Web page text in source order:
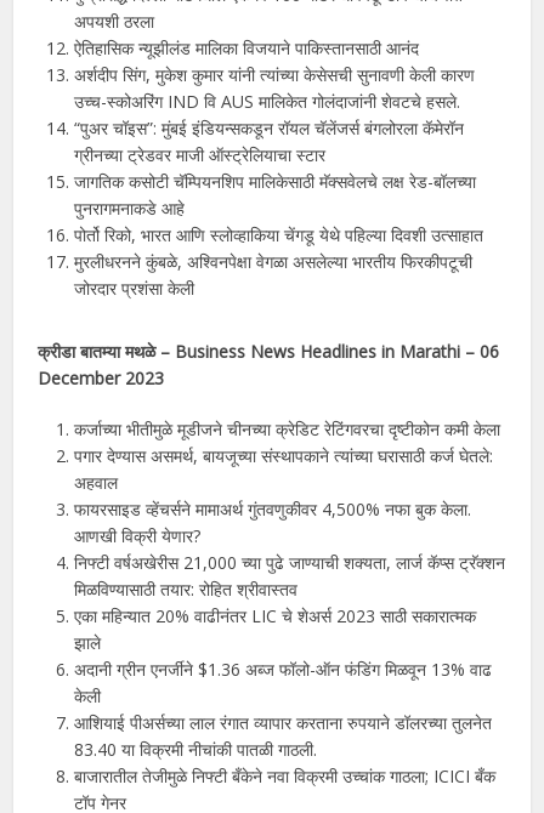
अपयशी ठरला
ऐतिहासिक न्यूझीलंड मालिका विजयाने पाकिस्तानसाठी आनंद
अर्शदीप सिंग, मुकेश कुमार यांनी त्यांच्या केसेसची सुनावणी केली कारण
उच्च-स्कोअरिंग IND वि AUS मालिकेत गोलंदाजांनी शेवटचे हसले.
“पुअर चॉइस”: मुंबई इंडियन्सकडून रॉयल चॅलेंजर्स बंगलोरला कॅमेरॉन
ग्रीनच्या ट्रेडवर माजी ऑस्ट्रेलियाचा स्टार
जागतिक कसोटी चॅम्पियनशिप मालिकेसाठी मॅक्सवेलचे लक्ष रेड-बॉलच्या
पुनरागमनाकडे आहे
पोर्तो रिको, भारत आणि स्लोव्हाकिया चेंगडू येथे पहिल्या दिवशी उत्साहात
मुरलीधरनने कुंबळे, अश्विनपेक्षा वेगळा असलेल्या भारतीय फिरकीपटूची
जोरदार प्रशंसा केली
क्रीडा बातम्या मथळे – Business News Headlines in Marathi –06
December 2023
कर्जाच्या भीतीमुळे मूडीजने चीनच्या क्रेडिट रेटिंगवरचा दृष्टीकोन कमी केला
पगार देण्यास असमर्थ, बायजूच्या संस्थापकाने त्यांच्या घरासाठी कर्ज घेतले:
अहवाल
फायरसाइड व्हेंचर्सने मामाअर्थ गुंतवणुकीवर 4,500% नफा बुक केला.
आणखी विक्री येणार?
निफ्टी वर्षअखेरीस 21,000 च्या पुढे जाण्याची शक्यता, लार्ज कॅप्स ट्रॅक्शन
मिळविण्यासाठी तयार: रोहित श्रीवास्तव
एका महिन्यात 20% वाढीनंतर LIC चे शेअर्स 2023 साठी सकारात्मक
झाले
अदानी ग्रीन एनर्जीने $1.36 अब्ज फॉलो-ऑन फंडिंग मिळवून 13% वाढ
केली
आशियाई पीअर्सच्या लाल रंगात व्यापार करताना रुपयाने डॉलरच्या तुलनेत
83.40 या विक्रमी नीचांकी पातळी गाठली.
बाजारातील तेजीमुळे निफ्टी बँकेने नवा विक्रमी उच्चांक गाठला; ICICI बँक
टॉप गेनर